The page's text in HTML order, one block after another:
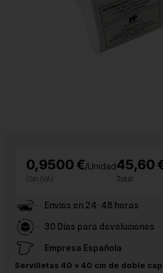
0,9500 €/Unidad
(Sin IVA)
45,60
Total
Envíos en 24-48 horas
30 Días para devoluciones
Empresa Española
Servilletas 40 × 40 cm de doble